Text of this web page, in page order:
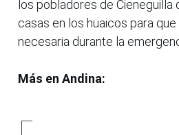
los pobladores de Cieneguilla
casas en los huaicos para
necesaria durante la
Más en Andina: